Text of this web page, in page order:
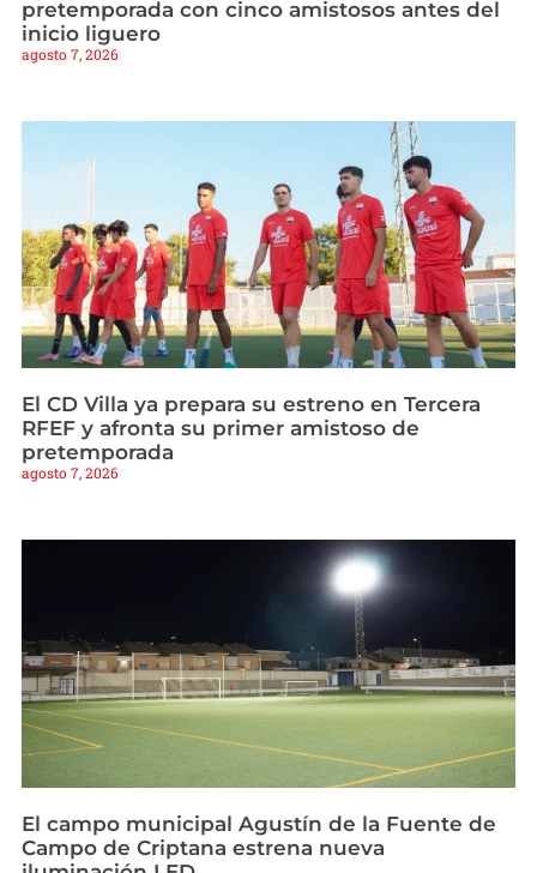
pretemporada con cinco amistosos antes del
inicio liguero
agosto 7, 2026
El CD Villa ya prepara su estreno en Tercera
RFEF y afronta su primer amistoso de
pretemporada
agosto 7, 2026
El campo municipal Agustín de la Fuente de
Campo de Criptana estrena nueva